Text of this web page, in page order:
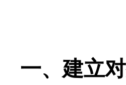
一、建立